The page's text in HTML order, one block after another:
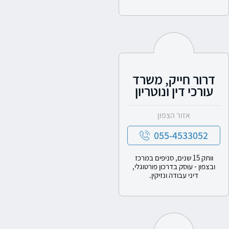
דרור חייק, משרד
עורכי דין ונוטריון
אזור הצפון
055-4533052
וותק 15 שנים, סניפים במרכז
ובצפון - עוסק בדרכון פורטוגלי,
דיני עבודה ונזיקין.